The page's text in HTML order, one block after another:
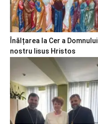
Înălțarea la Cer a Domnului
nostru Iisus Hristos